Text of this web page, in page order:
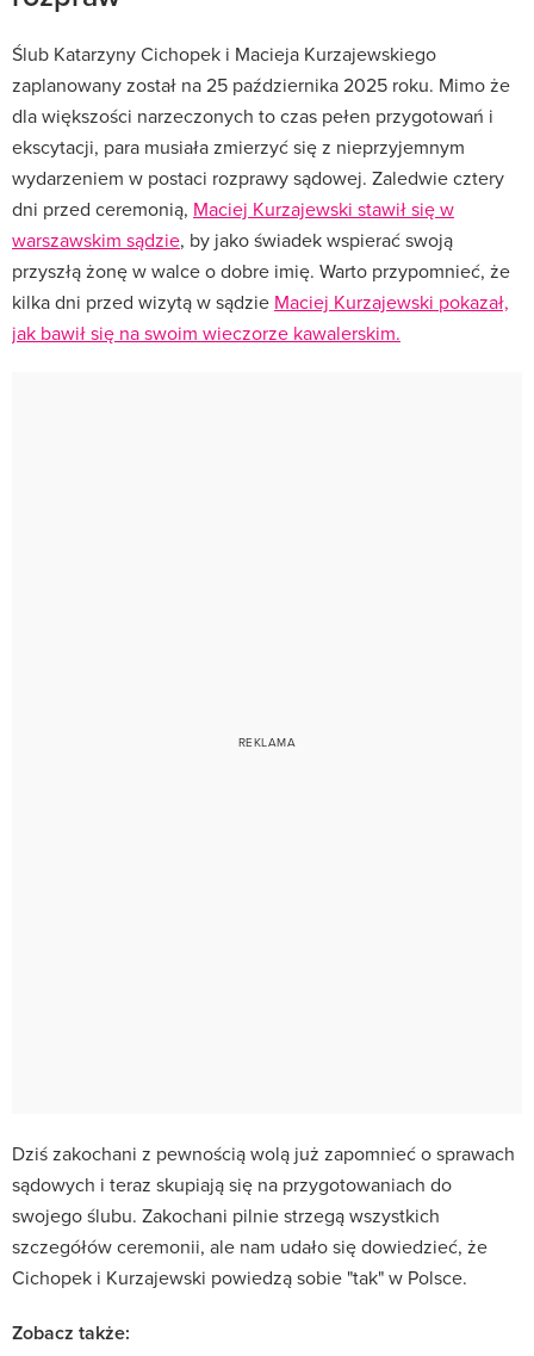
Ślub Katarzyny Cichopek i Macieja Kurzajewskiego
zaplanowany został na 25 października 2025 roku. Mimo że
dla większości narzeczonych to czas pełen przygotowań i
ekscytacji, para musiała zmierzyć się z nieprzyjemnym
wydarzeniem w postaci rozprawy sądowej. Zaledwie cztery
dni przed ceremonią, Maciej Kurzajewski stawił się w
warszawskim sądzie, by jako świadek wspierać swoją
przyszłą żonę w walce o dobre imię. Warto przypomnieć, że
kilka dni przed wizytą w sądzie Maciej Kurzajewski pokazał,
jak bawił się na swoim wieczorze kawalerskim.
Dziś zakochani z pewnością wolą już zapomnieć o sprawach
sądowych i teraz skupiają się na przygotowaniach do
swojego ślubu. Zakochani pilnie strzegą wszystkich
szczegółów ceremonii, ale nam udało się dowiedzieć, że
Cichopek i Kurzajewski powiedzą sobie "tak" w Polsce.
Zobacz także: